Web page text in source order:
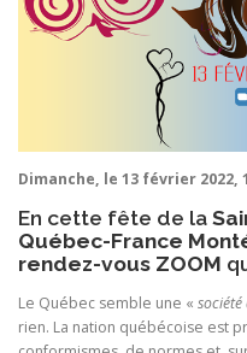
Dimanche, le 13 février 2022,
En cette fête de la
Québec-France
rendez-vous ZOOM
Le Québec semble une «
rien. La nation québécoise est